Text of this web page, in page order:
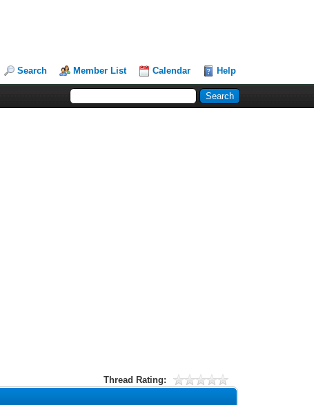
Search Member List Calendar Help
Thread Rating: